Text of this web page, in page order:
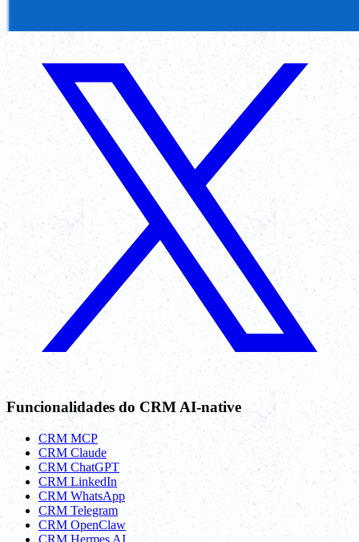
Funcionalidades do CRM AI-native
CRM MCP
CRM Claude
CRM ChatGPT
CRM LinkedIn
CRM WhatsApp
CRM Telegram
CRM OpenClaw
CRM Hermes AI